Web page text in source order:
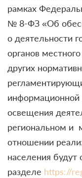
рамках
№ 8-ФЗ «Об
о деятельности
органов
других
информационной
освещения
региональном и
отношении
населения будут
разделе https://